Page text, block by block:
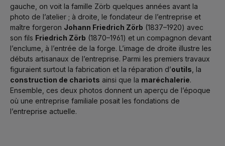
gauche, on voit la famille Zörb quelques années avant la
photo de l’atelier ; à droite, le fondateur de l’entreprise et
maître forgeron Johann Friedrich Zörb (1837–1920) avec
son fils Friedrich Zörb (1870–1961) et un compagnon devant
l’enclume, à l’entrée de la forge. L’image de droite illustre les
débuts artisanaux de l’entreprise. Parmi les premiers travaux
figuraient surtout la fabrication et la réparation d’outils , la
construction de chariots ainsi que la maréchalerie.
Ensemble, ces deux photos donnent un aperçu de l’époque
où une entreprise familiale posait les fondations de
l’entreprise actuelle.